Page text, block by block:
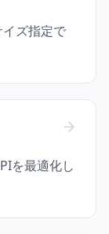
ズ指定で
を最適化し